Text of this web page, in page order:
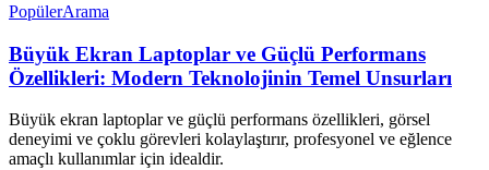
PopülerArama
Büyük Ekran Laptoplar ve Güçlü Performans
Özellikleri: Modern Teknolojinin Temel Unsurları
Büyük ekran laptoplar ve güçlü performans özellikleri, görsel
deneyimi ve çoklu görevleri kolaylaştırır, profesyonel ve eğlence
amaçlı kullanımlar için idealdir.